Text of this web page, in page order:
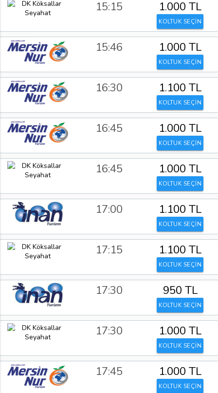
15:15 1.000 TL
KOLTUK SEÇİN
15:46 1.000 TL
KOLTUK SEÇİN
16:30 1.100 TL
KOLTUK SEÇİN
16:45 1.000 TL
KOLTUK SEÇİN
16:45 1.000 TL
KOLTUK SEÇİN
17:00 1.100 TL
KOLTUK SEÇİN
17:15 1.100 TL
KOLTUK SEÇİN
17:30 950 TL
KOLTUK SEÇİN
17:30 1.000 TL
KOLTUK SEÇİN
17:45 1.000 TL
KOLTUK SEÇİN